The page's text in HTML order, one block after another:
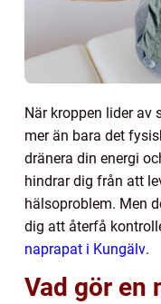
När kroppen lider av
mer än bara det
dränera din energi
hindrar dig från att
hälsoproblem. Men
dig att återfå
naprapat i Kungälv.
Vad gör en